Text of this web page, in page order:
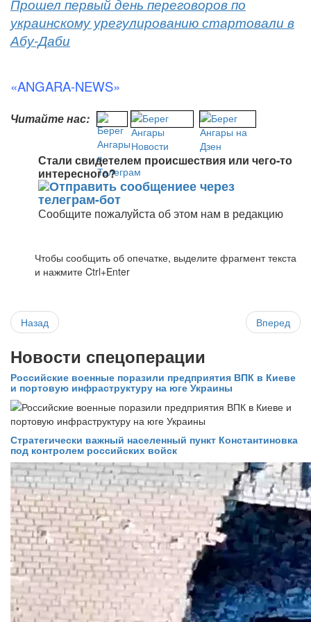
Прошел первый день переговоров по
украинскому урегулированию стартовали в
Абу-Даби
«ANGARA-NEWS»
Читайте нас:
Стали свидетелем происшествия или чего-то
интересного?
Сообщите пожалуйста об этом нам в редакцию
Чтобы сообщить об опечатке, выделите фрагмент текста
и нажмите Ctrl+Enter
Назад Вперед
Новости спецоперации
Российские военные поразили предприятия ВПК в Киеве
и портовую инфраструктуру на юге Украины
Стратегически важный населенный пункт Константиновка
под контролем российских войск